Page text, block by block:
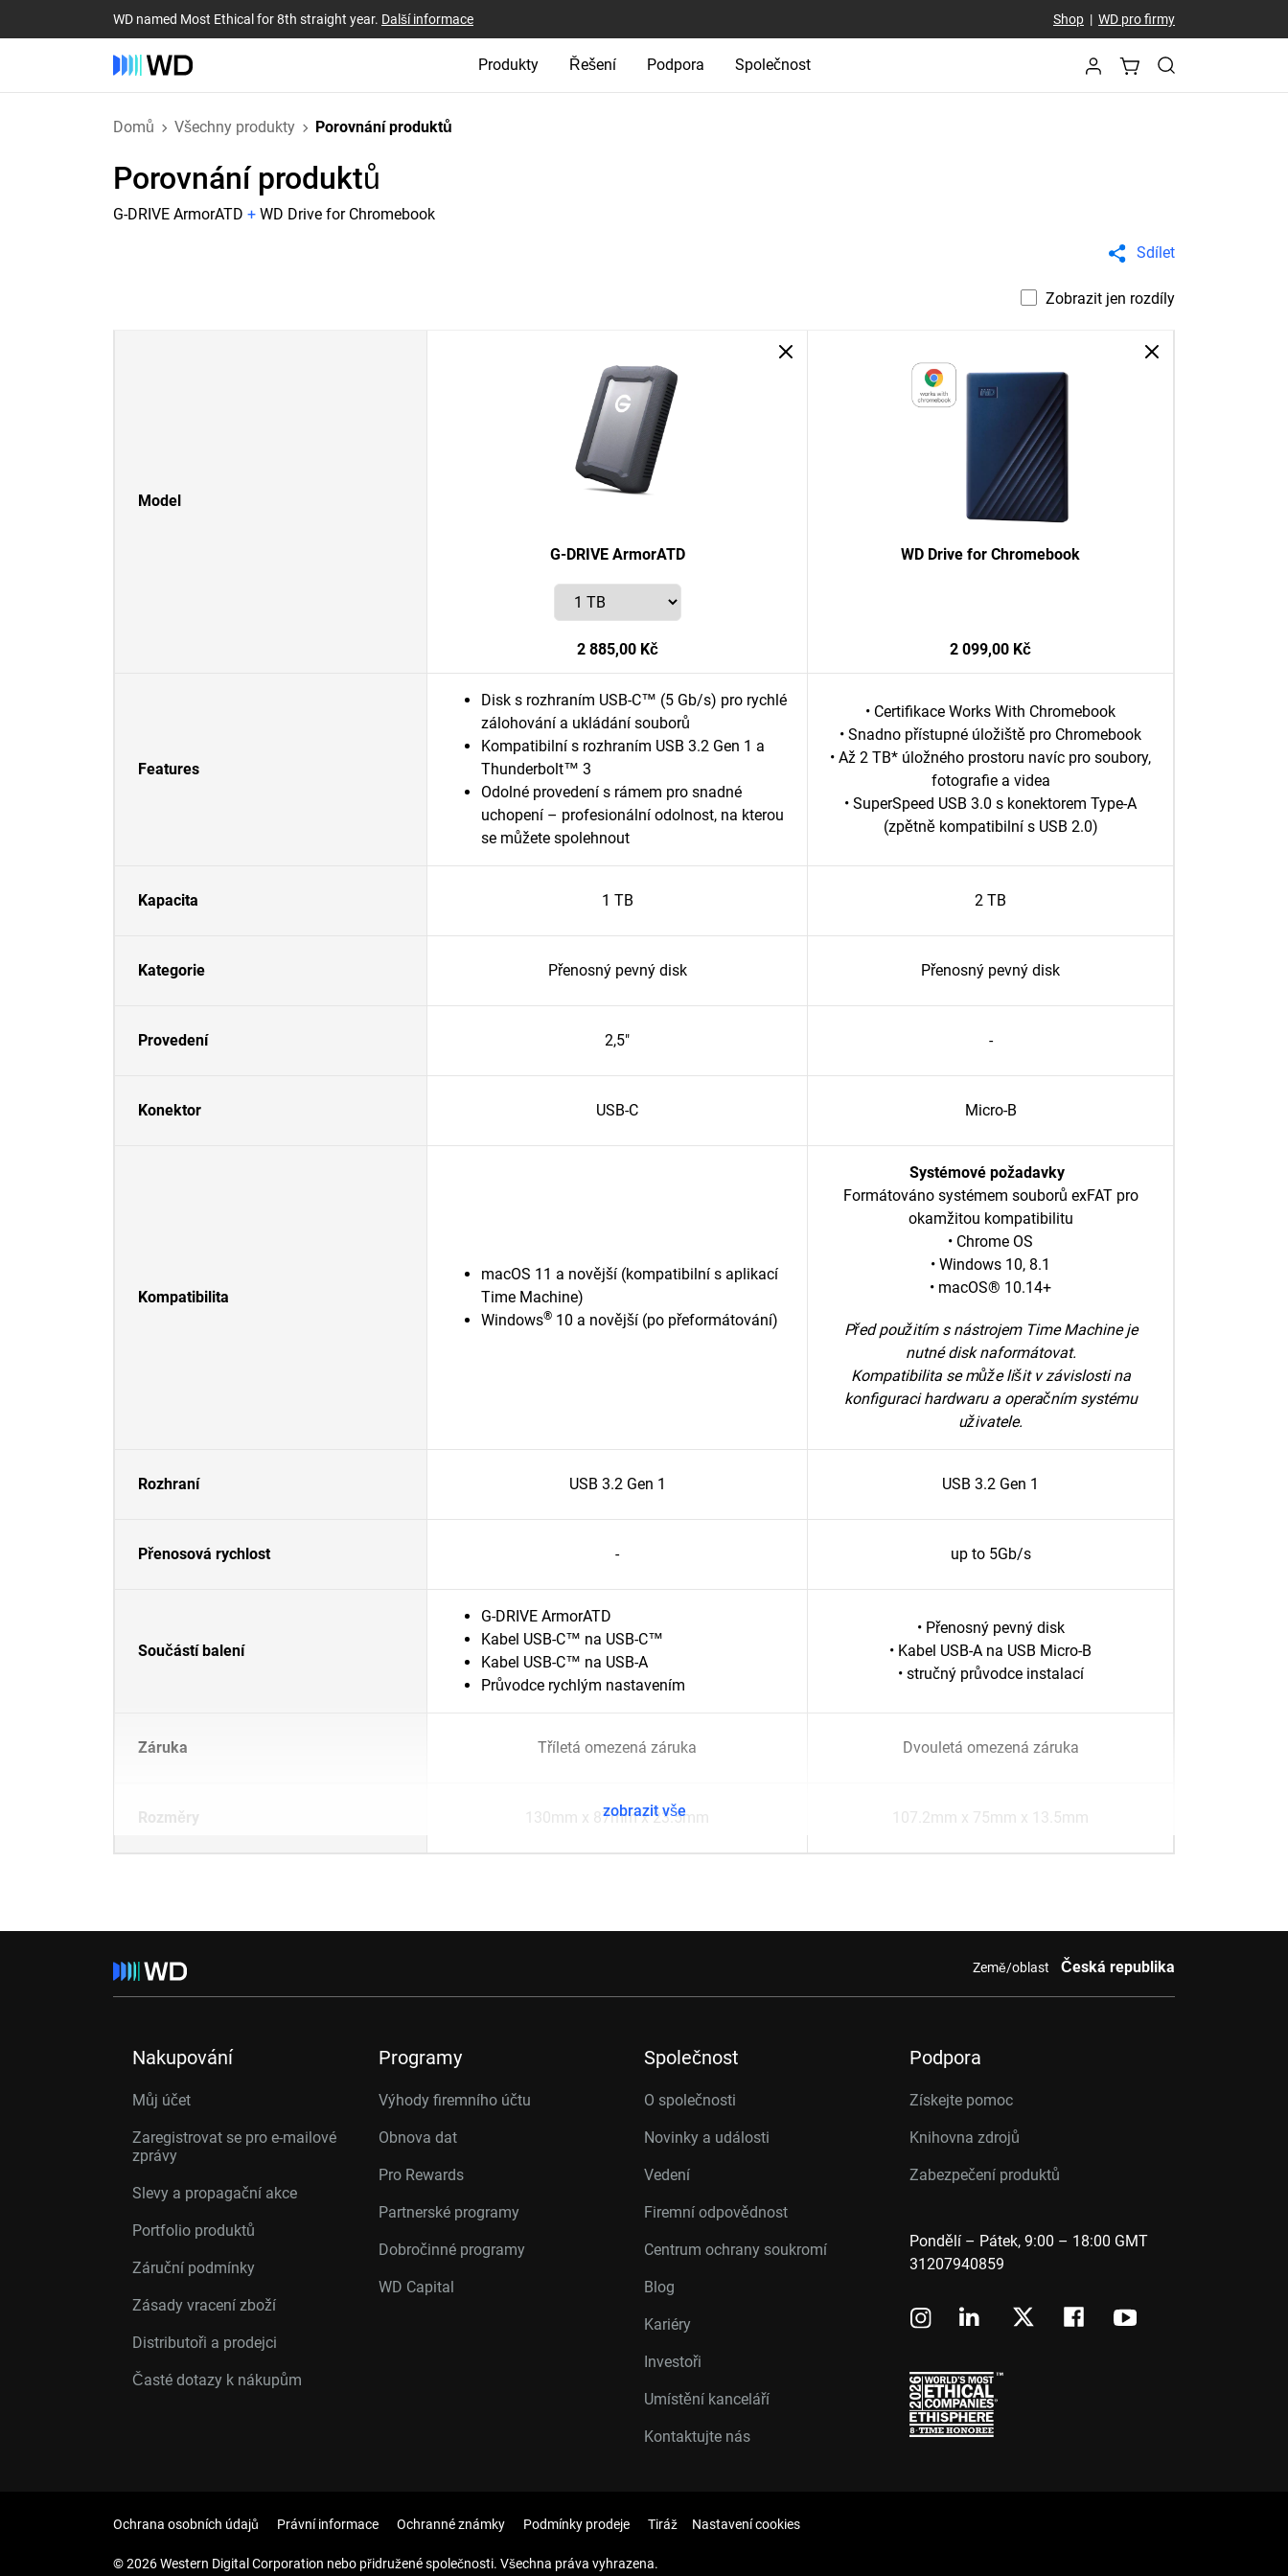
WD named Most Ethical for 8th straight year. Další informace Shop| WD pro firmy
Produkty Řešení Podpora Společnost
Domů Všechny produkty Porovnání produktů
Porovnání produktů
G-DRIVE ArmorATD + WD Drive for Chromebook
Sdílet
Zobrazit jen rozdíly
Model
G-DRIVE ArmorATD
2 885,00 Kč
WD Drive for Chromebook
2 099,00 Kč
Features
Disk s rozhraním USB-C™ (5 Gb/s) pro rychlé
zálohování a ukládání souborů
Kompatibilní s rozhraním USB 3.2 Gen 1 a
Thunderbolt™ 3
Odolné provedení s rámem pro snadné
uchopení – profesionální odolnost, na kterou
se můžete spolehnout
• Certifikace Works With Chromebook
• Snadno přístupné úložiště pro Chromebook
• Až 2 TB* úložného prostoru navíc pro soubory,
fotografie a videa
• SuperSpeed USB 3.0 s konektorem Type-A
(zpětně kompatibilní s USB 2.0)
Kapacita 1 TB 2 TB
Kategorie Přenosný pevný disk Přenosný pevný disk
Provedení 2,5" -
Konektor USB-C Micro-B
Kompatibilita
macOS 11 a novější (kompatibilní s aplikací
Time Machine)
Windows® 10 a novější (po přeformátování)
Systémové požadavky
Formátováno systémem souborů exFAT pro
okamžitou kompatibilitu
• Chrome OS
• Windows 10, 8.1
• macOS® 10.14+
Před použitím s nástrojem Time Machine je
nutné disk naformátovat.
Kompatibilita se může lišit v závislosti na
konfiguraci hardwaru a operačním systému
uživatele.
Rozhraní USB 3.2 Gen 1 USB 3.2 Gen 1
Přenosová rychlost - up to 5Gb/s
Součástí balení
G-DRIVE ArmorATD
Kabel USB-C™ na USB-C™
Kabel USB-C™ na USB-A
Průvodce rychlým nastavením
• Přenosný pevný disk
• Kabel USB-A na USB Micro-B
• stručný průvodce instalací
Záruka Tříletá omezená záruka Dvouletá omezená záruka
Rozměry 130mm x 87mm x 23.5mm 107.2mm x 75mm x 13.5mm
zobrazit vše
Země/oblast Česká republika
Nakupování
Můj účet
Zaregistrovat se pro e-mailové
zprávy
Slevy a propagační akce
Portfolio produktů
Záruční podmínky
Zásady vracení zboží
Distributoři a prodejci
Časté dotazy k nákupům
Programy
Výhody firemního účtu
Obnova dat
Pro Rewards
Partnerské programy
Dobročinné programy
WD Capital
Společnost
O společnosti
Novinky a události
Vedení
Firemní odpovědnost
Centrum ochrany soukromí
Blog
Kariéry
Investoři
Umístění kanceláří
Kontaktujte nás
Podpora
Získejte pomoc
Knihovna zdrojů
Zabezpečení produktů
Pondělí – Pátek, 9:00 – 18:00 GMT
31207940859
Ochrana osobních údajů Právní informace Ochranné známky Podmínky prodeje Tiráž Nastavení cookies
© 2026 Western Digital Corporation nebo přidružené společnosti. Všechna práva vyhrazena.